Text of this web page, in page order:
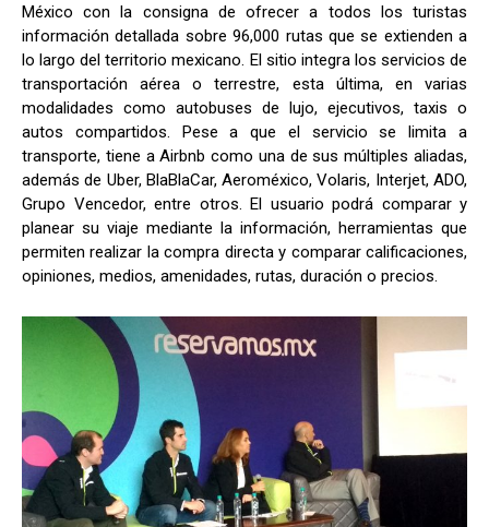
México con la consigna de ofrecer a todos los turistas
información detallada sobre 96,000 rutas que se extienden a
lo largo del territorio mexicano. El sitio integra los servicios de
transportación aérea o terrestre, esta última, en varias
modalidades como autobuses de lujo, ejecutivos, taxis o
autos compartidos. Pese a que el servicio se limita a
transporte, tiene a Airbnb como una de sus múltiples aliadas,
además de Uber, BlaBlaCar, Aeroméxico, Volaris, Interjet, ADO,
Grupo Vencedor, entre otros. El usuario podrá comparar y
planear su viaje mediante la información, herramientas que
permiten realizar la compra directa y comparar calificaciones,
opiniones, medios, amenidades, rutas, duración o precios.